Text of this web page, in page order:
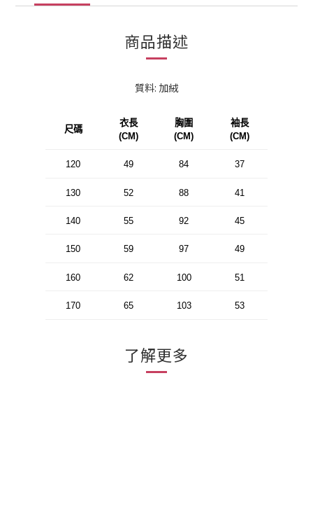
商品描述
質料: 加絨
尺碼
衣長
(CM)
胸圍
(CM)
袖長
(CM)
120 49 84 37
130 52 88 41
140 55 92 45
150 59 97 49
160 62 100 51
170 65 103 53
了解更多